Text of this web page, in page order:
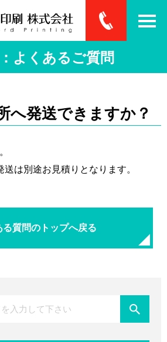
よくあるご質問
へ発送できますか？
送は別途お見積りとなります。
る質問のトップへ戻る